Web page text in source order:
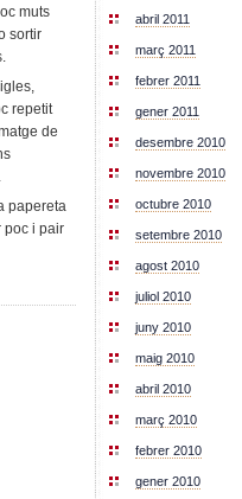
muts
sortir
repetit
de
papereta
poc i pair
abril 2011
març 2011
febrer 2011
gener 2011
desembre 2010
novembre 2010
octubre 2010
setembre 2010
agost 2010
juliol 2010
juny 2010
maig 2010
abril 2010
març 2010
febrer 2010
gener 2010